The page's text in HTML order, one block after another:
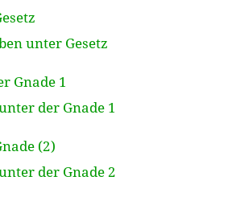
unter Gesetz
Gnade 1
der Gnade 1
(2)
der Gnade 2